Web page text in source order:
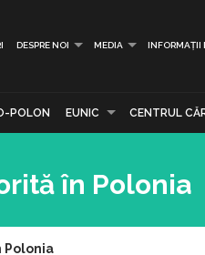
DESPRE NOI MEDIA INFORMAȚII
POLON EUNIC CENTRUL
în Polonia
Polonia